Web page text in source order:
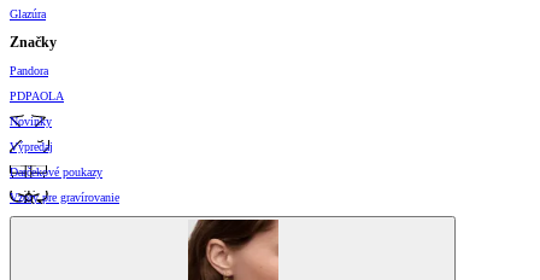
Glazúra
Značky
Pandora
PDPAOLA
Novinky
Výpredaj
Darčekové poukazy
Vzory pre gravírovanie